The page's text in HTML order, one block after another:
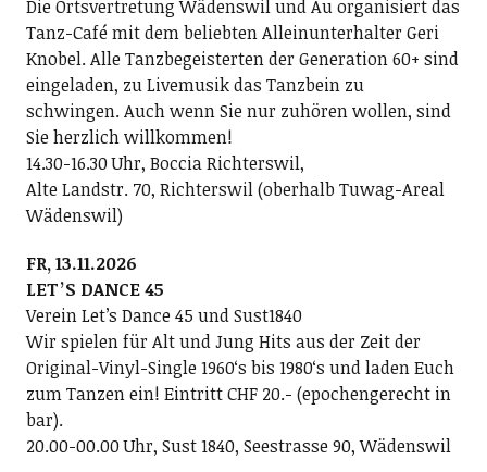
Die Ortsvertretung Wädenswil und Au organisiert das
Tanz-Café mit dem beliebten Alleinunterhalter Geri
Knobel. Alle Tanzbegeisterten der Generation 60+ sind
eingeladen, zu Livemusik das Tanzbein zu
schwingen. Auch wenn Sie nur zuhören wollen, sind
Sie herzlich willkommen!
14.30-16.30 Uhr, Boccia Richterswil,
Alte Landstr. 70, Richterswil (oberhalb Tuwag-Areal
Wädenswil)
FR, 13.11.2026
LETʼS DANCE 45
Verein Letʼs Dance 45 und Sust1840
Wir spielen für Alt und Jung Hits aus der Zeit der
Original-Vinyl-Single 1960ʻs bis 1980ʻs und laden Euch
zum Tanzen ein! Eintritt CHF 20.- (epochengerecht in
bar).
20.00-00.00 Uhr, Sust 1840, Seestrasse 90, Wädenswil